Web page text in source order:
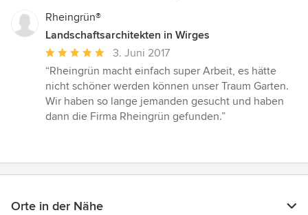
Rheingrün®
Landschaftsarchitekten in Wirges
Durchschnittliche
Bewertung:
5
von
5
3. Juni 2017
“Rheingrün macht einfach super Arbeit, es hätte
nicht schöner werden können unser Traum Garten.
Wir haben so lange jemanden gesucht und haben
dann die Firma Rheingrün gefunden.”
Orte in der Nähe